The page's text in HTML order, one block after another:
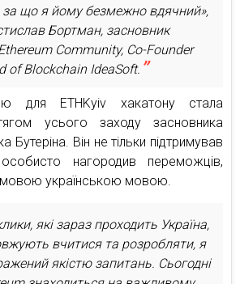
за що я йому безмежно вдячний»,
Бортман, засновник
Community, Co-Founder
of Blockchain IdeaSoft.
для ETHKyiv хакатону стала
усього заходу засновника
Бутеріна. Він не тільки підтримував
нагородив переможців,
українською мовою.
які зараз проходить Україна,
вчитися та розробляти, я
якістю запитань. Сьогодні